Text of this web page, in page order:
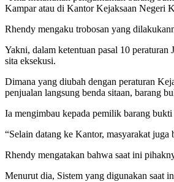
Kampar atau di Kantor Kejaksaan Negeri
Rhendy mengaku trobosan yang
Yakni, dalam ketentuan pasal 10
sita eksekusi.
Dimana yang diubah dengan peraturan
penjualan langsung benda sitaan, barang
Ia mengimbau kepada pemilik barang
“Selain datang ke Kantor, masyarakat
Rhendy mengatakan bahwa saat ini
Menurut dia, Sistem yang digunakan saat